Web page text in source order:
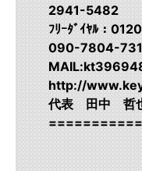
2941-5482
ﾌﾘｰﾀﾞｲﾔﾙ：
090-7804-
http://
代表 田中 哲